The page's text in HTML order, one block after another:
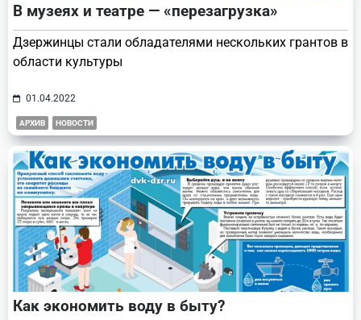
В музеях и театре — «перезагрузка»
Дзержинцы стали обладателями нескольких грантов в
области культуры
01.04.2022
АРХИВ НОВОСТИ
Как экономить воду в быту?